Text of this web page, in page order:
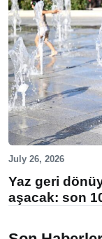
July 26, 2026
Yaz geri
aşacak: son